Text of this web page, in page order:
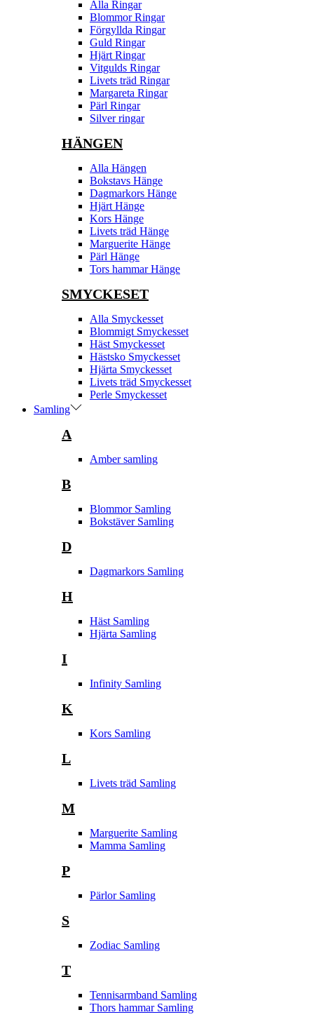
Alla Ringar
Blommor Ringar
Förgyllda Ringar
Guld Ringar
Hjärt Ringar
Vitgulds Ringar
Livets träd Ringar
Margareta Ringar
Pärl Ringar
Silver ringar
HÄNGEN
Alla Hängen
Bokstavs Hänge
Dagmarkors Hänge
Hjärt Hänge
Kors Hänge
Livets träd Hänge
Marguerite Hänge
Pärl Hänge
Tors hammar Hänge
SMYCKESET
Alla Smyckesset
Blommigt Smyckesset
Häst Smyckesset
Hästsko Smyckesset
Hjärta Smyckesset
Livets träd Smyckesset
Perle Smyckesset
Samling
A
Amber samling
B
Blommor Samling
Bokstäver Samling
D
Dagmarkors Samling
H
Häst Samling
Hjärta Samling
I
Infinity Samling
K
Kors Samling
L
Livets träd Samling
M
Marguerite Samling
Mamma Samling
P
Pärlor Samling
S
Zodiac Samling
T
Tennisarmband Samling
Thors hammar Samling